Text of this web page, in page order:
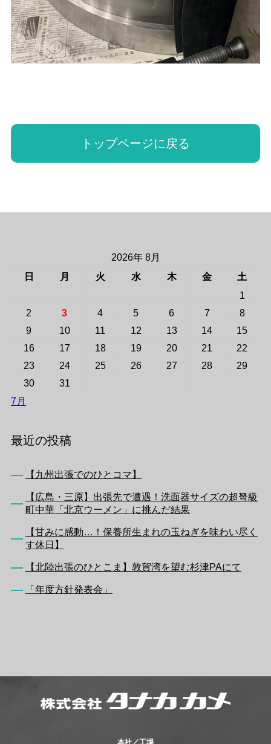
トップページに戻る
2026年 8月
日
月 火 水 木 金
土
1
2
3 4 5 6 7
8
9
10 11 12 13 14
15
16
17 18 19 20 21
22
23
24 25 26 27 28
29
30
31
7月
最近の投稿
【九州出張でのひとコマ】
【広島・三原】出張先で遭遇！洗面器サイズの超弩級
町中華「北京ウーメン」に挑んだ結果
【甘みに感動…！保養所生まれの玉ねぎを味わい尽く
す休日】
【北陸出張のひとこま】敦賀湾を望む杉津PAにて
「年度方針発表会」
本社／工場